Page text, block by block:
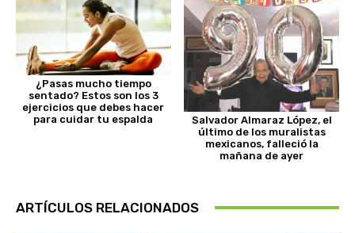
¿Pasas mucho tiempo
sentado? Estos son los 3
ejercicios que debes hacer
para cuidar tu espalda
Salvador Almaraz López, el
último de los muralistas
mexicanos, falleció la
mañana de ayer
ARTÍCULOS RELACIONADOS